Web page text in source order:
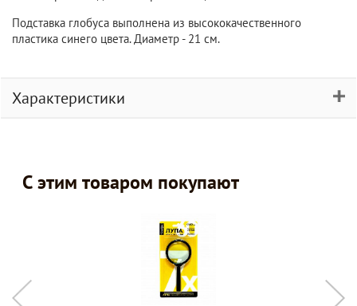
Подставка глобуса выполнена из высококачественного
пластика синего цвета. Диаметр - 21 см.
Характеристики
С этим товаром покупают